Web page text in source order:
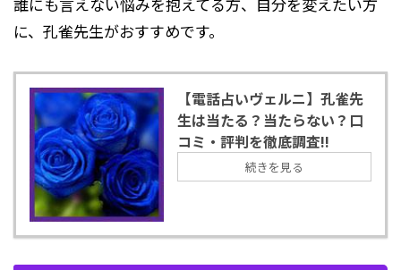
に、孔雀先生がおすすめです。
【電話占いヴェルニ】孔雀先
生は当たる？当たらない？口
コミ・評判を徹底調査!!
続きを見る